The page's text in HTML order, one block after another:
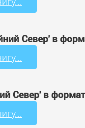
Север' в
Север' в